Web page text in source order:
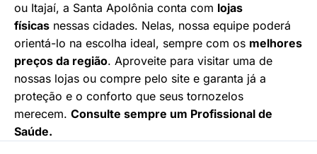
ou Itajaí, a Santa Apolônia conta com lojas
físicas nessas cidades. Nelas, nossa equipe poderá
orientá-lo na escolha ideal, sempre com os melhores
preços da região. Aproveite para visitar uma de
nossas lojas ou compre pelo site e garanta já a
proteção e o conforto que seus tornozelos
merecem. Consulte sempre um Profissional de
Saúde.